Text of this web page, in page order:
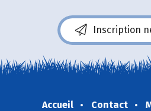
Inscription
Accueil Contact